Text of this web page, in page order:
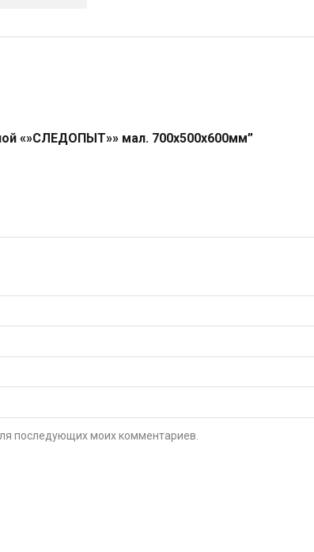
«»СЛЕДОПЫТ»» мал. 700х500х600мм”
последующих моих комментариев.